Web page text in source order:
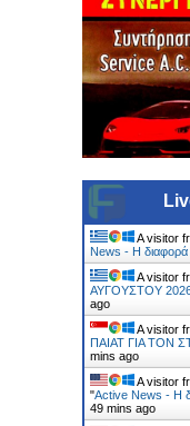
A visitor
News - Η
A visitor
ΑΥΓΟΥΣΤΟΥ
ago
A visitor
ΠΑΙΑΤ ΓΙΑ ΤΟΝ
mins ago
A visitor
"Active News - Η
49 mins ago